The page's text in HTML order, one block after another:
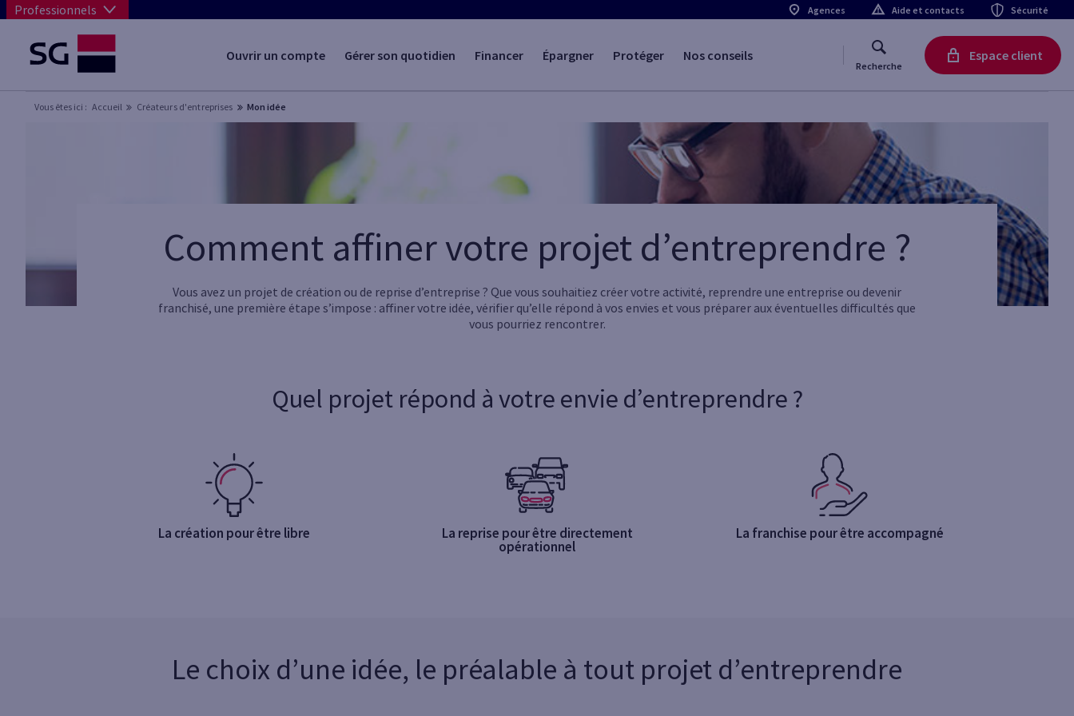
Professionnels Agences Aide et contacts Sécurité
Ouvrir un compte Gérer son quotidien Financer Épargner Protéger Nos conseils
Recherche
Espace client
Vous êtes ici : Accueil Créateurs d'entreprises Mon idée
Comment affiner votre projet d’entreprendre ?
Vous avez un projet de création ou de reprise d’entreprise ? Que vous souhaitiez créer votre activité, reprendre une entreprise ou devenir
franchisé, une première étape s’impose : affiner votre idée, vérifier qu’elle répond à vos envies et vous préparer aux éventuelles difficultés que
vous pourriez rencontrer.
Quel projet répond à votre envie d’entreprendre ?
La création pour être libre La reprise pour être directement
opérationnel
La franchise pour être accompagné
Le choix d’une idée, le préalable à tout projet d’entreprendre